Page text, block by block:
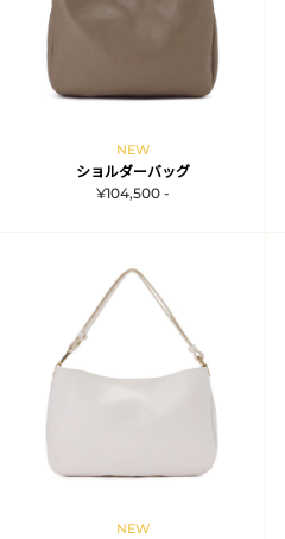
NEW
ショルダーバッグ
¥104,500 -
NEW